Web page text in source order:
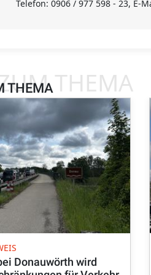
Telefon: 0906 / 977 598 - 23, E-
THEMATHEMA
Donauwörth wird